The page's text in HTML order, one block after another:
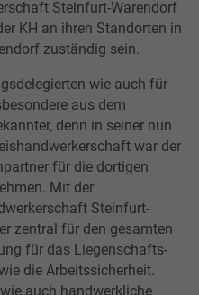
Steinfurt-Warendorf
KH an ihren Standorten in
zuständig sein.
wie auch für
aus dem
denn in seiner nun
war der
für die dortigen
Mit der
Steinfurt-
zentral für den gesamten
für das Liegenschafts-
die Arbeitssicherheit.
auch handwerkliche